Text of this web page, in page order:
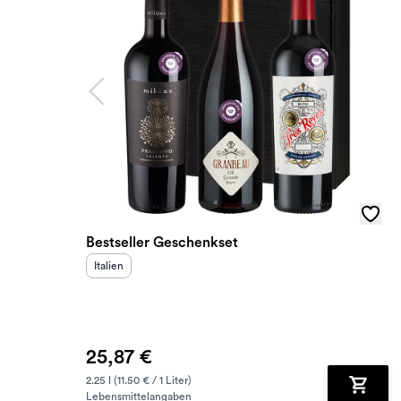
Bestseller Geschenkset
Herkunftsland
Italien
25,87 €
2.25 l (11.50 € / 1 Liter)
Lebensmittelangaben